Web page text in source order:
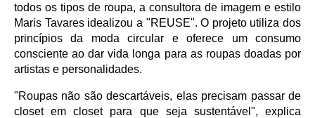
todos os tipos de roupa, a consultora de imagem e estilo
Maris Tavares idealizou a "REUSE". O projeto utiliza dos
princípios da moda circular e oferece um consumo
consciente ao dar vida longa para as roupas doadas por
artistas e personalidades.
"Roupas não são descartáveis, elas precisam passar de
closet em closet para que seja sustentável", explica